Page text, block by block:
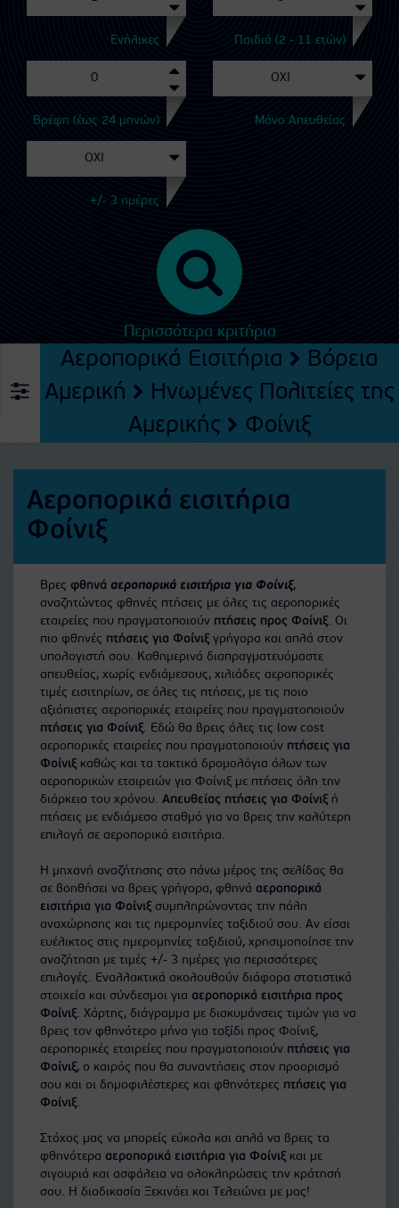
Ενήλικες Παιδιά (2 - 11 ετών)
Βρέφη (έως 24 μηνών) Μόνο Απευθείας
+/- 3 ημέρες
Περισσότερα κριτήρια
Αεροπορικά Εισιτήρια
Βόρεια
Αμερική
Ηνωμένες Πολιτείες της
Αμερικής
Φοίνιξ
Αεροπορικά εισιτήρια
Φοίνιξ
Βρες φθηνά αεροπορικά εισιτήρια για Φοίνιξ,
αναζητώντας φθηνές πτήσεις με όλες τις αεροπορικές
εταιρείες που πραγματοποιούν πτήσεις προς Φοίνιξ. Οι
πιο φθηνές πτήσεις για Φοίνιξ γρήγορα και απλά στον
υπολογιστή σου. Καθημερινά διαπραγματευόμαστε
απευθείας, χωρίς ενδιάμεσους, χιλιάδες αεροπορικές
τιμές εισιτηρίων, σε όλες τις πτήσεις, με τις ποιο
αξιόπιστες αεροπορικές εταιρείες που πραγματοποιούν
πτήσεις για Φοίνιξ. Εδώ θα βρεις όλες τις low cost
αεροπορικές εταιρείες που πραγματοποιούν πτήσεις για
Φοίνιξ καθώς και τα τακτικά δρομολόγια όλων των
αεροπορικών εταιρειών για Φοίνιξ με πτήσεις όλη την
διάρκεια του χρόνου. Απευθείας πτήσεις για Φοίνιξ ή
πτήσεις με ενδιάμεσο σταθμό για να βρεις την καλύτερη
επιλογή σε αεροπορικά εισιτήρια.
Η μηχανή αναζήτησης στο πάνω μέρος της σελίδας θα
σε βοηθήσει να βρεις γρήγορα, φθηνά αεροπορικά
εισιτήρια για Φοίνιξ συμπληρώνοντας την πόλη
αναχώρησης και τις ημερομηνίες ταξιδιού σου. Αν είσαι
ευέλικτος στις ημερομηνίες ταξιδιού, χρησιμοποίησε την
αναζήτηση με τιμές +/- 3 ημέρες για περισσότερες
επιλογές. Εναλλακτικά ακολουθούν διάφορα στατιστικά
στοιχεία και σύνδεσμοι για αεροπορικά εισιτήρια προς
Φοίνιξ. Χάρτης, διάγραμμα με διακυμάνσεις τιμών για να
βρεις τον φθηνότερο μήνα για ταξίδι προς Φοίνιξ,
αεροπορικές εταιρείες που πραγματοποιούν πτήσεις για
Φοίνιξ, ο καιρός που θα συναντήσεις στον προορισμό
σου και οι δημοφιλέστερες και φθηνότερες πτήσεις για
Φοίνιξ.
Στόχος μας να μπορείς εύκολα και απλά να βρεις τα
φθηνότερα αεροπορικά εισιτήρια για Φοίνιξ και με
σιγουριά και ασφάλεια να ολοκληρώσεις την κράτησή
σου. Η διαδικασία Ξεκινάει και Τελειώνει με μας!